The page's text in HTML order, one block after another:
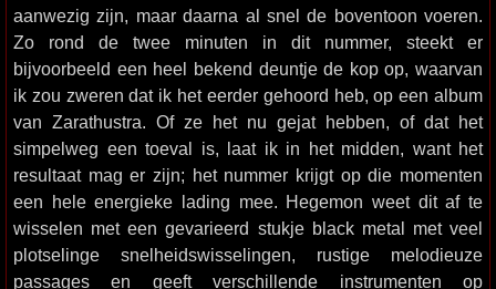
aanwezig zijn, maar daarna al snel de boventoon voeren.
Zo rond de twee minuten in dit nummer, steekt er
bijvoorbeeld een heel bekend deuntje de kop op, waarvan
ik zou zweren dat ik het eerder gehoord heb, op een album
van Zarathustra. Of ze het nu gejat hebben, of dat het
simpelweg een toeval is, laat ik in het midden, want het
resultaat mag er zijn; het nummer krijgt op die momenten
een hele energieke lading mee. Hegemon weet dit af te
wisselen met een gevarieerd stukje black metal met veel
plotselinge snelheidswisselingen, rustige melodieuze
passages en geeft verschillende instrumenten op